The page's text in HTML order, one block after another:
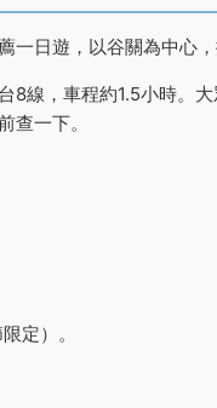
日遊，以谷關為中心，
8線，車程約1.5小時。
查一下。
定）。